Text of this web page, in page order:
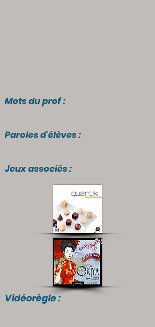
Mots du prof :
Paroles d'élèves :
Jeux associés :
Vidéorègle :